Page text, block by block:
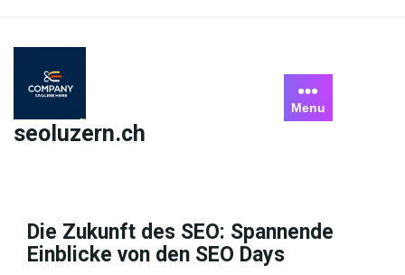
content
seoluzern.ch
Menu
Die Zukunft des SEO: Spannende
Einblicke von den SEO Days